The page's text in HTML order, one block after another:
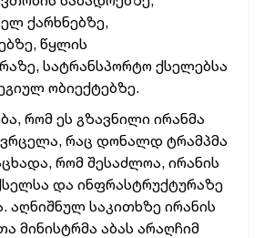
ქარხნებზე,
წყლის
სატრანსპორტო ქსელებსა
ობიექტებზე.
რომ ეს გზავნილი ირანმა
რაც დონალდ ტრამპმა
რომ შესაძლოა, ირანის
და ინფრასტრუქტურაზე
აღნიშნულ საკითხზე ირანის
მინისტრმა აბას არაღჩიმ